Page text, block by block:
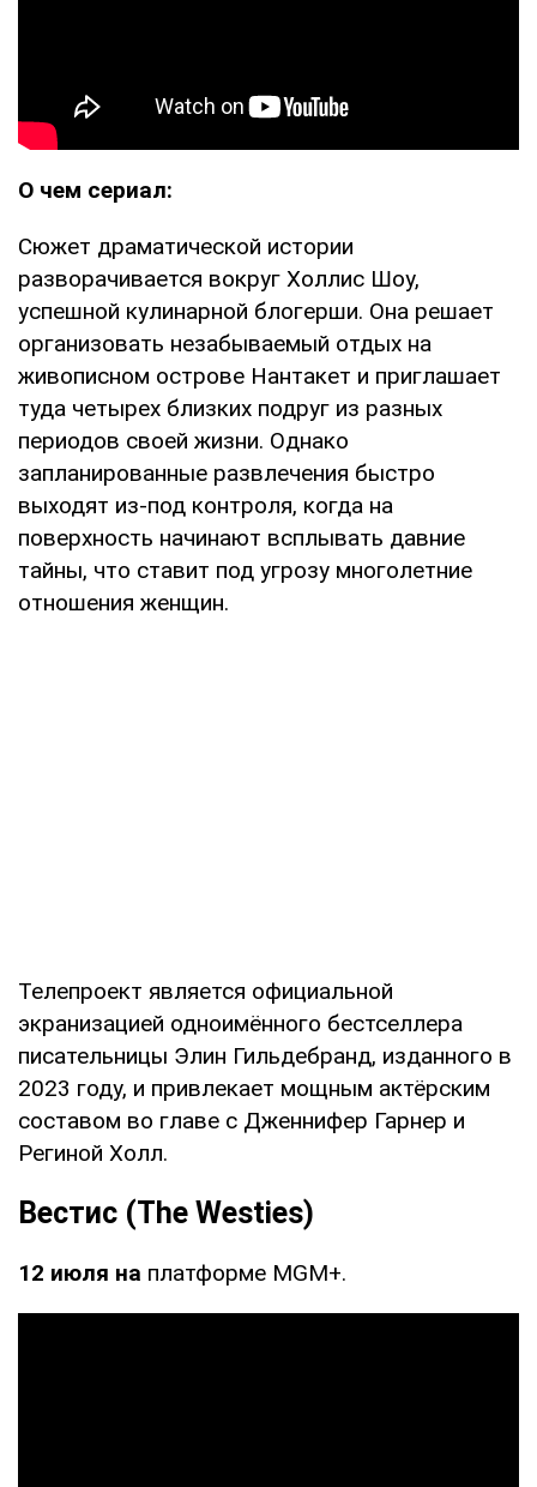
О чем сериал:
Сюжет драматической истории
разворачивается вокруг Холлис Шоу,
успешной кулинарной блогерши. Она решает
организовать незабываемый отдых на
живописном острове Нантакет и приглашает
туда четырех близких подруг из разных
периодов своей жизни. Однако
запланированные развлечения быстро
выходят из-под контроля, когда на
поверхность начинают всплывать давние
тайны, что ставит под угрозу многолетние
отношения женщин.
Телепроект является официальной
экранизацией одноимённого бестселлера
писательницы Элин Гильдебранд, изданного в
2023 году, и привлекает мощным актёрским
составом во главе с Дженнифер Гарнер и
Региной Холл.
Вестис (The Westies)
12 июля на платформе MGM+.